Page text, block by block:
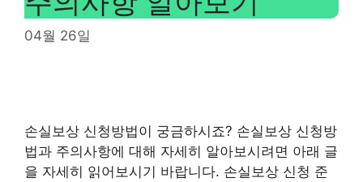
04월 26일
손실보상 신청방법이 궁금하시죠? 손실보상 신청방
법과 주의사항에 대해 자세히 알아보시려면 아래 글
을 자세히 읽어보시기 바랍니다. 손실보상 신청 준